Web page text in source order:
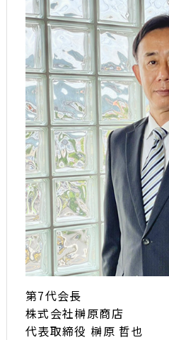
第7代会長
株式会社榊原商店
代表取締役 榊原 哲也